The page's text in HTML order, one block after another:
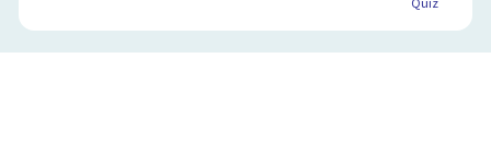
Quiz